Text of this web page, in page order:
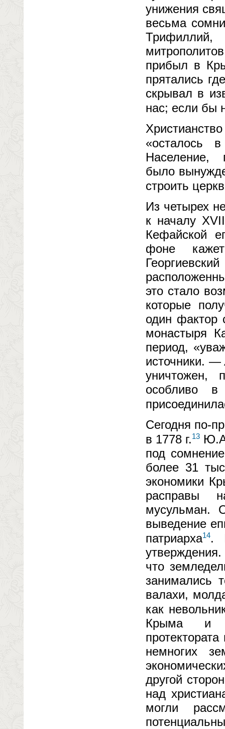
унижения
весьма
прибыл в
прятались
скрывал в
нас; если бы
«осталось
Население,
было
строить
Из четырех
к началу
Кефайской
фоне
это стало
которые
один фактор
монастыря
период,
источники. —
особливо
Сегодня по-
в 1778 г.13
под
более 31
экономики
расправы
мусульман.
выведение
патриарха14.
что
занимались
валахи,
как
Крыма и
немногих
другой
над
могли